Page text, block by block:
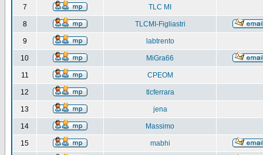
7 TLC MI
8 TLCMI-Figliastri
9 labtrento
10 MiGra66
11 CPEOM
12 tlcferrara
13 jena
14 Massimo
15 mabhi